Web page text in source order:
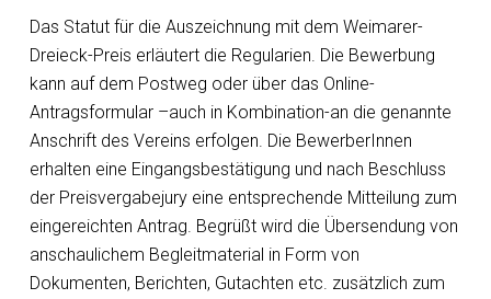
Das Statut für die Auszeichnung mit dem Weimarer-
Dreieck-Preis erläutert die Regularien. Die Bewerbung
kann auf dem Postweg oder über das Online-
Antragsformular –auch in Kombination-an die genannte
Anschrift des Vereins erfolgen. Die BewerberInnen
erhalten eine Eingangsbestätigung und nach Beschluss
der Preisvergabejury eine entsprechende Mitteilung zum
eingereichten Antrag. Begrüßt wird die Übersendung von
anschaulichem Begleitmaterial in Form von
Dokumenten, Berichten, Gutachten etc. zusätzlich zum